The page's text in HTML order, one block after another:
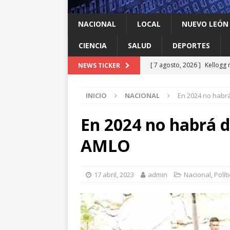
NACIONAL LOCAL NUEVO LEÓN
CIENCIA SALUD DEPORTES
NEWS TICKER [ 7 agosto, 2026 ] Kellogg
[ 7 agosto, 2026 ] Multan
infantil contra el gigante
NL
INICIO NACIONAL En 2024 no
En 2024 no habrá
AMLO
17 abril, 2023 admin Nacional,